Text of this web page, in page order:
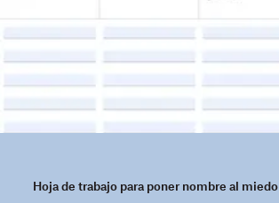
Hoja de trabajo para poner nombre al miedo